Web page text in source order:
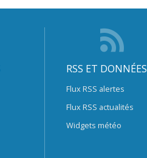
RSS ET DONNÉES
Flux RSS alertes
Flux RSS actualités
Widgets météo